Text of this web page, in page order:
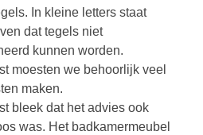
In kleine letters staat
dat tegels niet
kunnen worden.
moesten we behoorlijk veel
maken.
bleek dat het advies ook
was. Het badkamermeubel